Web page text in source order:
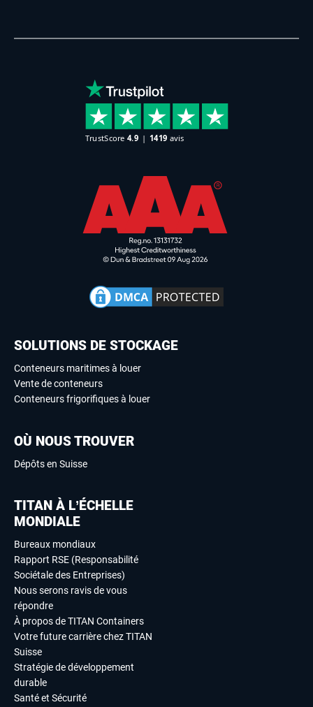
SOLUTIONS DE STOCKAGE
Conteneurs maritimes à louer
Vente de conteneurs
Conteneurs frigorifiques à louer
OÙ NOUS TROUVER
Dépôts en Suisse
TITAN À L’ÉCHELLE
MONDIALE
Bureaux mondiaux
Rapport RSE (Responsabilité
Sociétale des Entreprises)
Nous serons ravis de vous
répondre
À propos de TITAN Containers
Votre future carrière chez TITAN
Suisse
Stratégie de développement
durable
Santé et Sécurité